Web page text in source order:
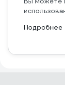
Подробнее